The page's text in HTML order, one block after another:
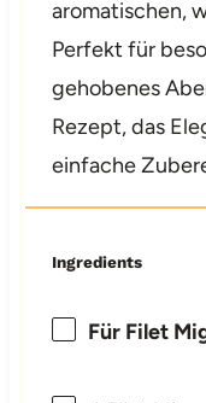
aromatischen,
Perfekt für
gehobenes
Rezept, das
einfache
Ingredients
Für Filet